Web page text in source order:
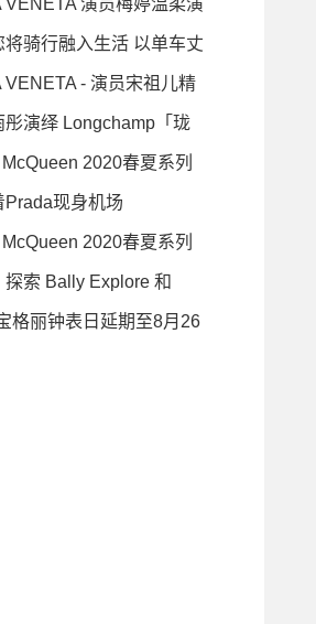
VENETA 演员梅婷温柔演
将骑行融入生活 以单车丈
VENETA - 演员宋祖儿精
系列
彤演绎 Longchamp「珑
2020春夏系列
Heels
Prada现身机场
2020春夏系列
手袋
探索 Bally Explore 和
格丽钟表日延期至8月26